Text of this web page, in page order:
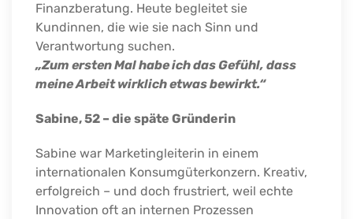
Finanzberatung. Heute begleitet sie
Kundinnen, die wie sie nach Sinn und
Verantwortung suchen.
„Zum ersten Mal habe ich das Gefühl, dass
meine Arbeit wirklich etwas bewirkt.“
Sabine, 52 – die späte Gründerin
Sabine war Marketingleiterin in einem
internationalen Konsumgüterkonzern. Kreativ,
erfolgreich – und doch frustriert, weil echte
Innovation oft an internen Prozessen